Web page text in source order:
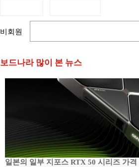
비회원
보드나라 많이 본 뉴스
일본의 일부 지포스 RTX 50 시리즈 가